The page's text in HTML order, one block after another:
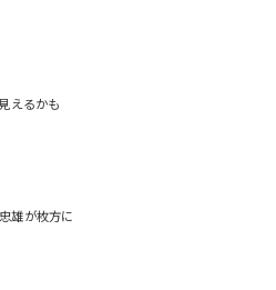
えるかも
雄が枚方に